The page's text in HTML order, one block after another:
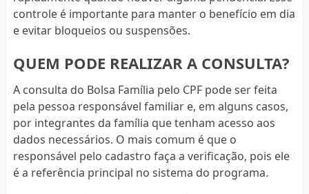
controle é importante para manter o benefício em dia
e evitar bloqueios ou suspensões.
QUEM PODE REALIZAR A CONSULTA?
A consulta do Bolsa Família pelo CPF pode ser feita
pela pessoa responsável familiar e, em alguns casos,
por integrantes da família que tenham acesso aos
dados necessários. O mais comum é que o
responsável pelo cadastro faça a verificação, pois ele
é a referência principal no sistema do programa.